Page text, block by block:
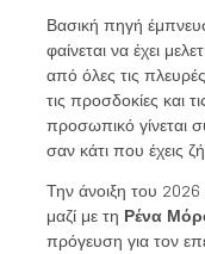
Βασική πηγή
φαίνεται να έχει
από όλες τις
τις προσδοκίες και
προσωπικό γίνεται
σαν κάτι που έχεις
Την άνοιξη του
μαζί με τη Ρένα
πρόγευση για τον